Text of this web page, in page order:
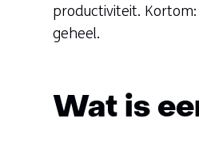
productiviteit.
geheel.
Wat is